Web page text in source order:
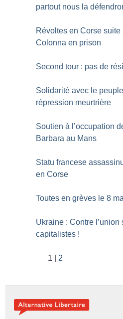
partout nous la
Révoltes en Corse suite
Colonna en prison
Second tour : pas de
Solidarité avec le
répression meurtrière
Soutien à l’occupation
Barbara au Mans
Statu francese
en Corse
Toutes en grèves le 8
Ukraine : Contre
capitalistes !
1 2